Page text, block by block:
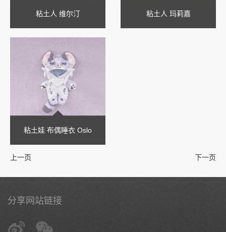
粘土人 维尔汀 粘土人 玛莉嘉
粘土娃 布偶睡衣 Oslo
上一页 下一页
分享网站链接